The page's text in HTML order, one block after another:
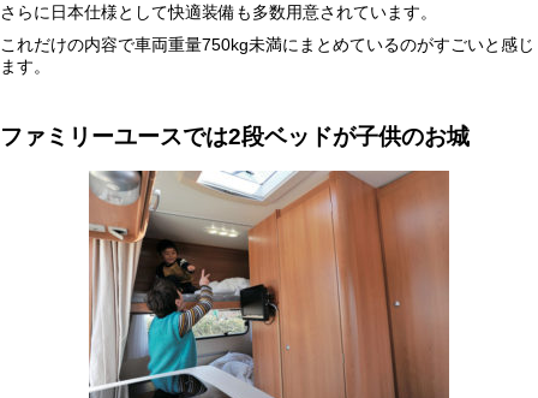
さらに日本仕様として快適装備も多数用意されています。
これだけの内容で車両重量750kg未満にまとめているのがすごいと感じ
ます。
ファミリーユースでは2段ベッドが子供のお城